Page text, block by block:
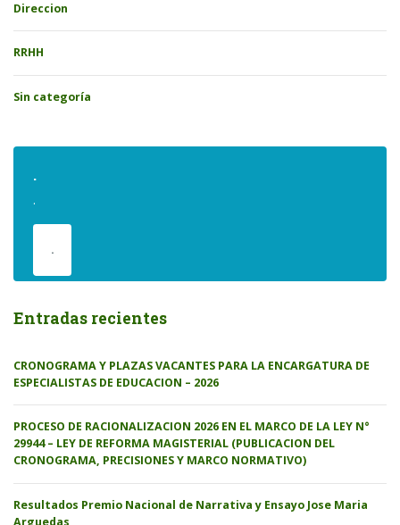
Direccion
RRHH
Sin categoría
.
.
.
Entradas recientes
CRONOGRAMA Y PLAZAS VACANTES PARA LA ENCARGATURA DE
ESPECIALISTAS DE EDUCACION – 2026
PROCESO DE RACIONALIZACION 2026 EN EL MARCO DE LA LEY N°
29944 – LEY DE REFORMA MAGISTERIAL (PUBLICACION DEL
CRONOGRAMA, PRECISIONES Y MARCO NORMATIVO)
Resultados Premio Nacional de Narrativa y Ensayo Jose Maria
Arguedas